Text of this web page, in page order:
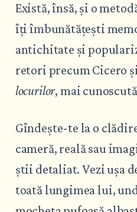
Există, însă, și o
îți îmbunătățești
antichitate și
retori precum Cicero
locurilor, mai
Gîndește-te la o
cameră, reală sau
știi detaliat. Vezi ușa
toată lungimea lui,